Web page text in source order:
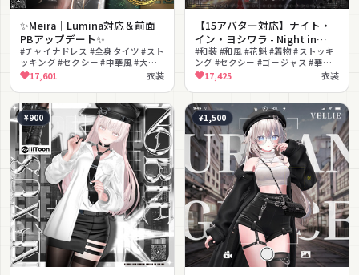
✨Meira｜Lumina対応＆前面
PBアップデート✨
#チャイナドレス #全身タイツ #スト
ッキング #セクシー #中華風 #大人
っぽい #和傘 #刺繍 #エレガント #ボ
ディスーツ
17,601 衣装
【15アバター対応】ナイト・
イン・ヨシワラ - Night in
Yoshiwara【MA対応】
#和装 #和風 #花魁 #着物 #ストッキ
ング #セクシー #ゴージャス #華や
か #MA対応 #lilToon対応
17,425 衣装
¥900 ¥1,500